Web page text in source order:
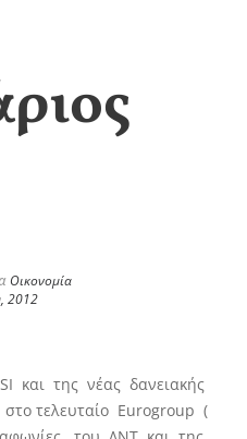
Οικονομία
2012
και της νέας δανειακής
τελευταίο Eurogroup (